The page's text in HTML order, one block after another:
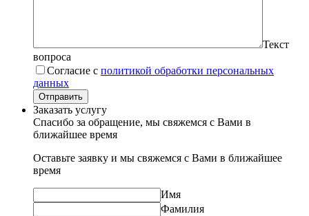
Текст
вопроса
Согласие с политикой обработки персональных
данных
Отправить
Заказать услугу
Спасибо за обращение, мы свяжемся с Вами в
ближайшее время
Оставьте заявку и мы свяжемся с Вами в ближайшее
время
Имя
Фамилия